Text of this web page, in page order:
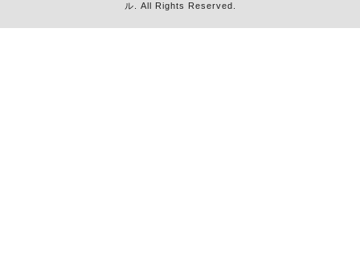
ル . All Rights Reserved.